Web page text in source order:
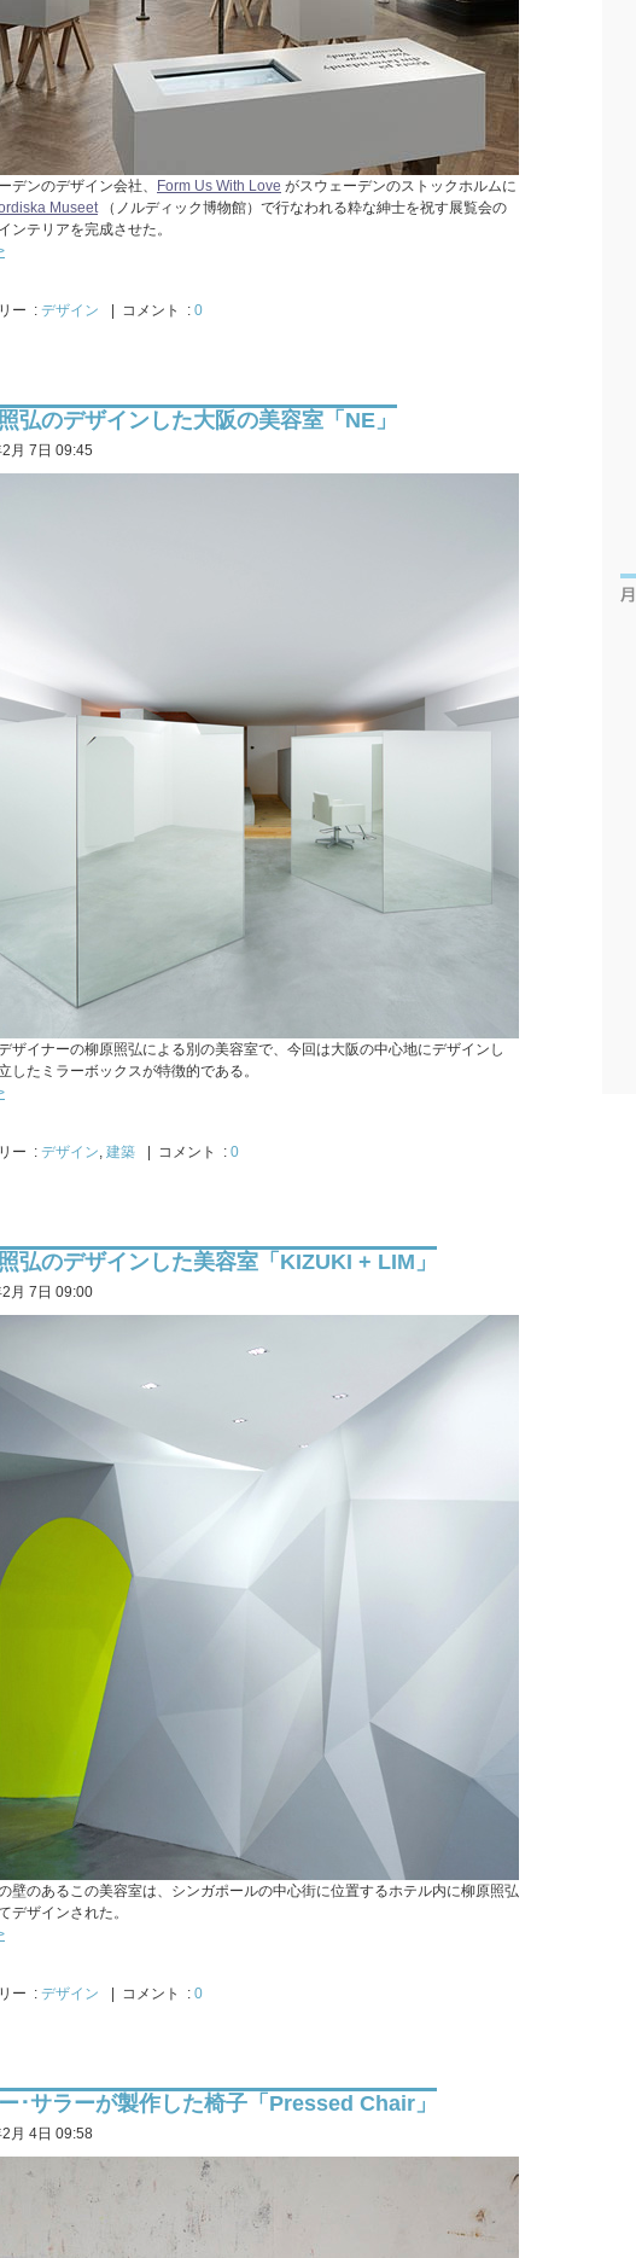
デンのデザイン会社、 Form Us With Love がスウェーデンのストックホルムに
Museet（ノルディック博物館）で行なわれる粋な紳士を祝す展覧会の
ンテリアを完成させた。
ー : デザイン | コメント : 0
弘のデザインした大阪の美容室「NE」
月 7日 09:45
ザイナーの柳原照弘による別の美容室で、今回は大阪の中心地にデザインし
したミラーボックスが特徴的である。
ー : デザイン, 建築 | コメント : 0
弘のデザインした美容室「KIZUKI + LIM」
月 7日 09:00
壁のあるこの美容室は、シンガポールの中心街に位置するホテル内に柳原照弘
デザインされた。
ー : デザイン | コメント : 0
･サラーが製作した椅子「Pressed Chair」
月 4日 09:58